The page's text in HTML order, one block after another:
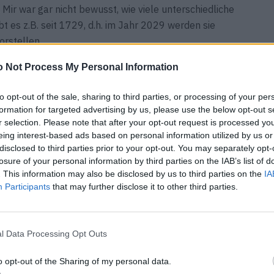
Not Process My Personal Information
opt-out of the sale, sharing to third parties, or processing of your
for targeted advertising by us, please use the below opt-out
selection. Please note that after your opt-out request is processed
interest-based ads based on personal information utilized by us
to third parties prior to your opt-out. You may separately
of your personal information by third parties on the IAB’s list of
This information may also be disclosed by us to third parties on the
Participants that may further disclose it to other third parties.
Data Processing Opt Outs
opt-out of the Sharing of my personal data.
war gar nicht bewusst, wie viele unterschiedliche
es z.B. seit 1729, d.h. im Jahr 2029 werden sie
Kunst erleben und nicht nur ansehen können?
zur Kommunikation und Dialog. Meine Kunst
davon werden. Bezüglich der Zusammenarbeit mit
dass die Leute etwas in der Gegenwart erleben
Gedanken machen müssen über Preise und was bzw.
soll meine Kunst hier als Entspannung dienen.
für aussenstehende ist es nicht immer einfach die
Wie wird man eigentlich ein bekannter Künstler?
ein erfolgreicher Künstler zu werden. Primär ist es
nach solltest du keine Kunst machen mit der
weil es deine Passion ist.
lediglich wie es bei mir gelaufen ist. Mein Start war